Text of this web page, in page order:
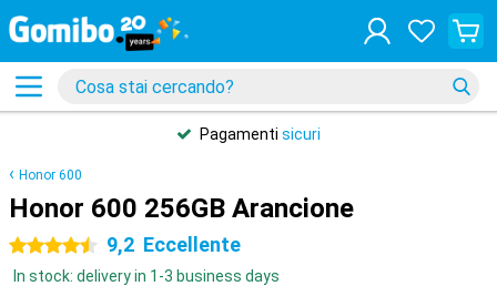
Pagamenti sicuri
Honor 600
Honor 600 256GB Arancione
4.5 stelle 9,2 Eccellente
In stock: delivery in 1-3 business days